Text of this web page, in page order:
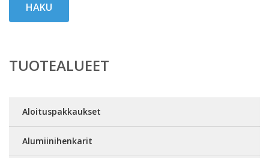
HAKU
TUOTEALUEET
Aloituspakkaukset
Alumiinihenkarit